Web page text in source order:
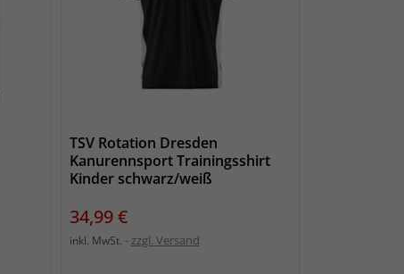
TSV Rotation Dresden
Kanurennsport Trainingsshirt
Kinder schwarz/weiß
Preis
34,99 €
inkl. MwSt. zzgl. Versand